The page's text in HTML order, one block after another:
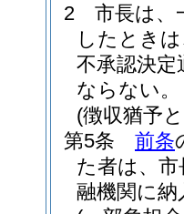
2
市長は、
したとき
不承認決定
ならない。
(徴収猶予
第5条
前条
た者は、
融機関に